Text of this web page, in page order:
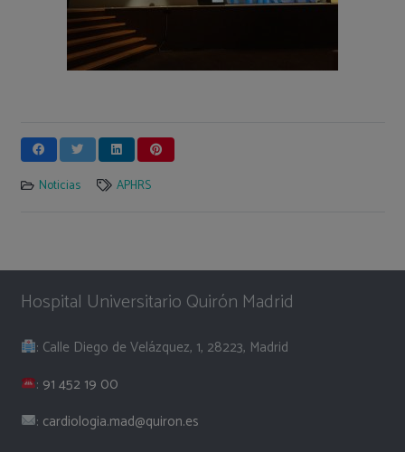
Noticias APHRS
Hospital Universitario Quirón Madrid
: Calle Diego de Velázquez, 1, 28223, Madrid
: 91 452 19 00
: cardiologia.mad@quiron.es